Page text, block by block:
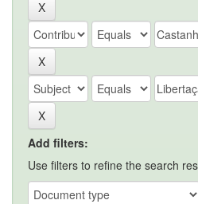
Add filters:
Use filters to refine the search